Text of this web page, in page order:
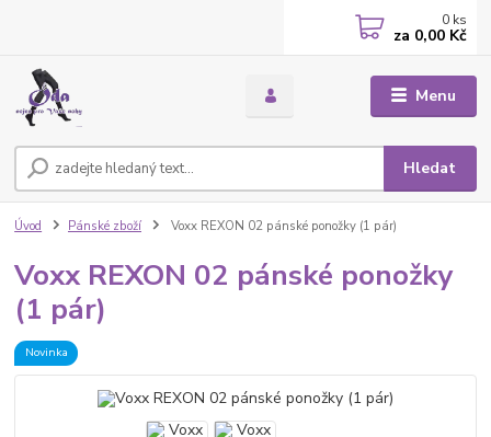
Menu
Hledat
0 ks
za 0,00 Kč
Úvod Pánské zboží Voxx REXON 02 pánské ponožky (1 pár)
Voxx REXON 02 pánské ponožky
(1 pár)
Novinka